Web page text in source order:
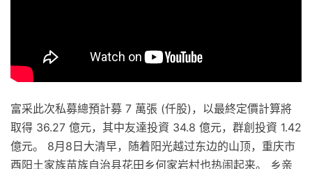
富采此次私募總預計募 7 萬張 (仟股)，以最終定價計算將
取得 36.27 億元，其中友達投資 34.8 億元，群創投資 1.42
億元。 8月8日大清早，随着阳光越过东边的山顶，重庆市
酉阳土家族苗族自治县花田乡何家岩村也热闹起来。 乡亲